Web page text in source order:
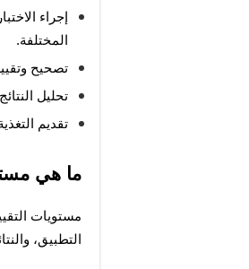
المختلفة.
تصحيح
تحليل
تقديم
ما هي
التطبيق،